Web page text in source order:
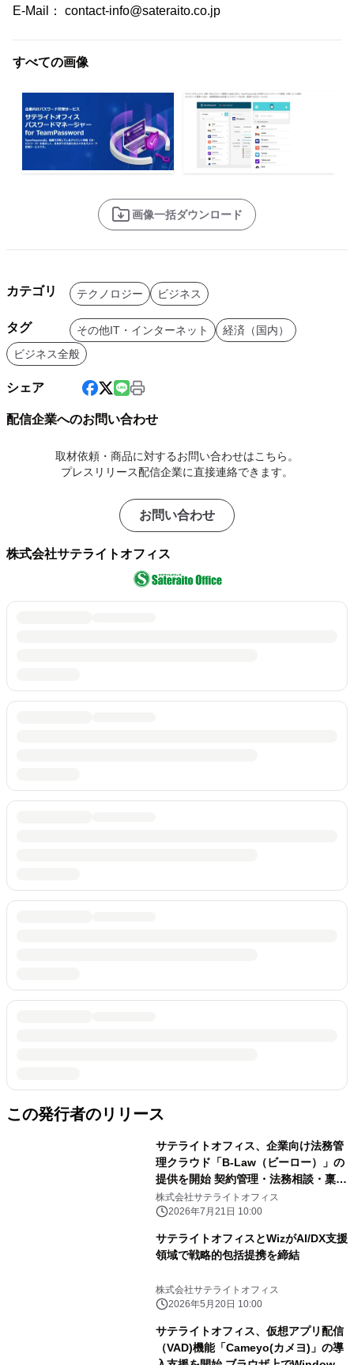
E-Mail： contact-info@sateraito.co.jp
すべての画像
画像一括ダウンロード
カテゴリ テクノロジー ビジネス
タグ その他IT・インターネット
経済（国内）
ビジネス全般
シェア
配信企業へのお問い合わせ
取材依頼・商品に対するお問い合わせはこちら。
プレスリリース配信企業に直接連絡できます。
お問い合わせ
株式会社サテライトオフィス
この発行者のリリース
サテライトオフィス、企業向け法務管
理クラウド「B-Law（ビーロー）」の
提供を開始 契約管理・法務相談・稟
議・社内ナレッジを一元化
株式会社サテライトオフィス
2026年7月21日 10:00
サテライトオフィスとWizがAI/DX支援
領域で戦略的包括提携を締結
株式会社サテライトオフィス
2026年5月20日 10:00
サテライトオフィス、仮想アプリ配信
（VAD)機能「Cameyo(カメヨ)」の導